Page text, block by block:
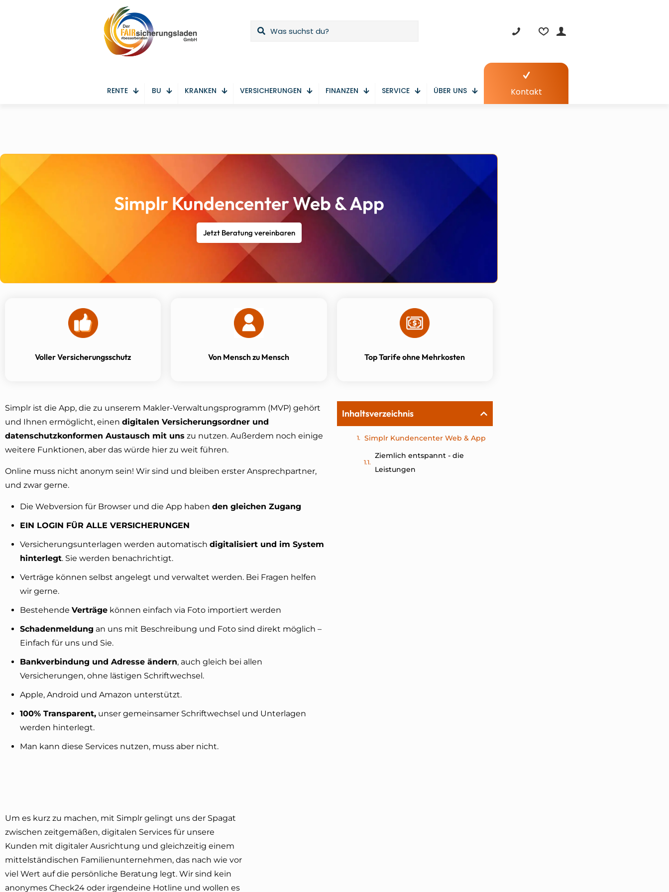
RENTE BU KRANKEN VERSICHERUNGEN FINANZEN SERVICE ÜBER UNS Kontakt
Simplr Kundencenter Web & App
Jetzt Beratung vereinbaren
Voller Versicherungsschutz Von Mensch zu Mensch Top Tarife ohne Mehrkosten
Simplr ist die App, die zu unserem Makler-Verwaltungsprogramm (MVP) gehört
und Ihnen ermöglicht, einen digitalen Versicherungsordner und
datenschutzkonformen Austausch mit uns zu nutzen. Außerdem noch einige
weitere Funktionen, aber das würde hier zu weit führen.
Online muss nicht anonym sein! Wir sind und bleiben erster Ansprechpartner,
und zwar gerne.
Die Webversion für Browser und die App haben den gleichen Zugang
EIN LOGIN FÜR ALLE VERSICHERUNGEN
Versicherungsunterlagen werden automatisch digitalisiert und im System
hinterlegt. Sie werden benachrichtigt.
Verträge können selbst angelegt und verwaltet werden. Bei Fragen helfen
wir gerne.
Bestehende Verträge können einfach via Foto importiert werden
Schadenmeldung an uns mit Beschreibung und Foto sind direkt möglich –
Einfach für uns und Sie.
Bankverbindung und Adresse ändern, auch gleich bei allen
Versicherungen, ohne lästigen Schriftwechsel.
Apple, Android und Amazon unterstützt.
100% Transparent, unser gemeinsamer Schriftwechsel und Unterlagen
werden hinterlegt.
Man kann diese Services nutzen, muss aber nicht.
Inhaltsverzeichnis
Simplr Kundencenter Web & App
Ziemlich entspannt - die
Leistungen
Um es kurz zu machen, mit Simplr gelingt uns der Spagat
zwischen zeitgemäßen, digitalen Services für unsere
Kunden mit digitaler Ausrichtung und gleichzeitig einem
mittelständischen Familienunternehmen, das nach wie vor
viel Wert auf die persönliche Beratung legt. Wir sind kein
anonymes Check24 oder irgendeine Hotline und wollen es